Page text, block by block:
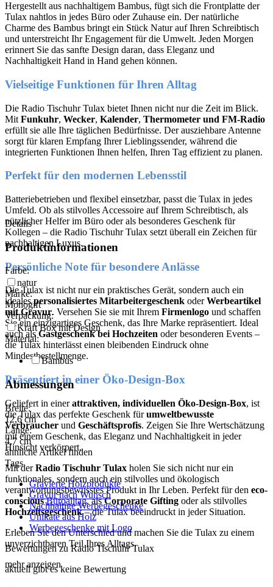
Hergestellt aus nachhaltigem Bambus, fügt sich die Frontplatte der
Tulax nahtlos in jedes Büro oder Zuhause ein. Der natürliche
Charme des Bambus bringt ein Stück Natur auf Ihren Schreibtisch
und unterstreicht Ihr Engagement für die Umwelt. Jeden Morgen
erinnert Sie das sanfte Design daran, dass Eleganz und
Nachhaltigkeit Hand in Hand gehen können.
Vielseitige Funktionen für Ihren Alltag
Die Radio Tischuhr Tulax bietet Ihnen nicht nur die Zeit im Blick.
Mit Funkuhr, Wecker, Kalender, Thermometer und FM-Radio
erfüllt sie alle Ihre täglichen Bedürfnisse. Der ausziehbare Antenne
sorgt für klaren Empfang Ihrer Lieblingssender, während die
integrierten Funktionen Ihnen helfen, Ihren Tag effizient zu planen.
Perfekt für den modernen Lebensstil
Batteriebetrieben und flexibel einsetzbar, passt die Tulax in jedes
Umfeld. Ob als stilvolles Accessoire auf Ihrem Schreibtisch, als
nützlicher Helfer im Büro oder als besonderes Geschenk für
Kollegen – die Radio Tischuhr Tulax setzt überall ein Zeichen für
nachhaltigen Luxus.
Persönliche Note für besondere Anlässe
Die Tulax ist nicht nur ein praktisches Gerät, sondern auch ein
idealespersonalisiertes Mitarbeitergeschenk oderWerbeartikel
mit Gravur. Versehen Sie sie mit Ihrem Firmenlogo und schaffen
Sie ein einzigartiges Geschenk, das Ihre Marke repräsentiert. Ideal
auch alsGastgeschenk bei Hochzeiten oder besonderen Events –
die Tulax hinterlässt einen bleibenden Eindruck ohne
Mindestbestellmenge.
Präsentiert in einer Öko-Design-Box
Geliefert in einerattraktiven, individuellen Öko-Design-Box, ist
die Tulax das perfekte Geschenk fürumweltbewusste
Verbraucher und Geschäftsprofis. Zeigen Sie Ihre Wertschätzung
mit einem Geschenk, das Eleganz und Nachhaltigkeit in jeder
Hinsicht verkörpert.
Mit derRadio Tischuhr Tulax holen Sie sich nicht nur ein
funktionales, sondern auch ein stilvolles und ökologisch
verantwortungsbewusstes Produkt in Ihr Leben. Perfekt für den eco-
consciousBüroalltag, alsCorporate Gifting oder als stilvolles
Hochzeitsgeschenk– die Tulax beeindruckt in jeder Situation.
Erleben Sie den Unterschied und machen Sie die Tulax zu einem
unverzichtbaren Teil Ihres Alltags.
mehr anzeigen
Details
Produktinformationen
Farbe:
natur
Marke:
Monogift
Verpackung:
Kraft Box mit Design
Material:
Bambus
Abmessungen
Breite:
12,6cm
Länge:
4,7cm
ähnliche Artikel finden
Tags
Gravierte Holzprodukte
Gravur nach Wunsch
Nachhaltige Werbegeschenke
Unikate aus Holz
Werbegeschenke mit Logo
Bewertungen zu Radio Tischuhr Tulax
aktuell gibt es keine Bewertung